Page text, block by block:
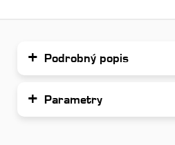
Podrobný popis
Parametry